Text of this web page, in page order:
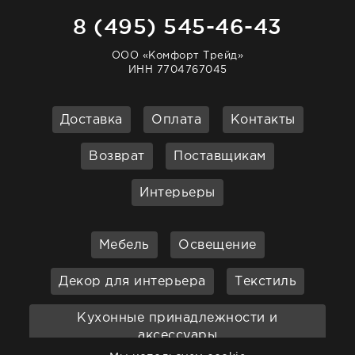
8 (495) 545-46-43
ООО «Комфорт Трейд»
ИНН 7704767045
Доставка Оплата Контакты
Возврат Поставщикам
Интерьеры
Мебель Освещение
Декор для интерьера Текстиль
Кухонные принадлежности и
аксессуары